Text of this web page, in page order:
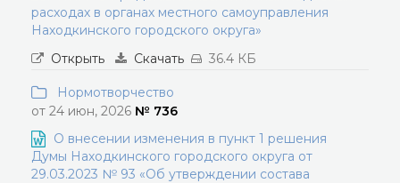
расходах в органах местного самоуправления
Находкинского городского округа»
Открыть
Скачать 36.4 КБ
Нормотворчество
от 24 июн, 2026 № 736
О внесении изменения в пункт 1 решения
Думы Находкинского городского округа от
29.03.2023 № 93 «Об утверждении состава